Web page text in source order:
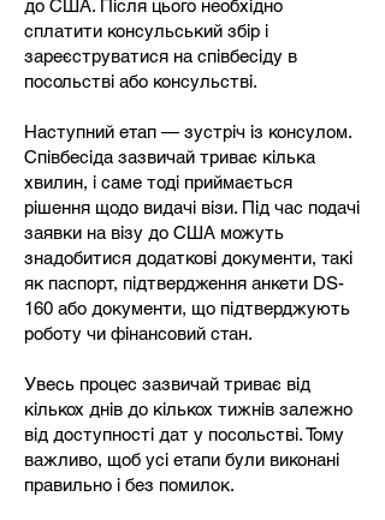
до США. Після цього необхідно
сплатити консульський збір і
зареєструватися на співбесіду в
посольстві або консульстві.
Наступний етап — зустріч із консулом.
Співбесіда зазвичай триває кілька
хвилин, і саме тоді приймається
рішення щодо видачі візи. Під час подачі
заявки на візу до США можуть
знадобитися додаткові документи, такі
як паспорт, підтвердження анкети DS-
160 або документи, що підтверджують
роботу чи фінансовий стан.
Увесь процес зазвичай триває від
кількох днів до кількох тижнів залежно
від доступності дат у посольстві. Тому
важливо, щоб усі етапи були виконані
правильно і без помилок.